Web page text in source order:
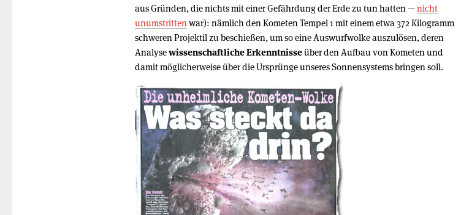
aus Gründen, die nichts mit einer Gefährdung der Erde zu tun hatten —nicht
unumstritten war): nämlich den Kometen Tempel 1 mit einem etwa 372 Kilogramm
schweren Projektil zu beschießen, um so eine Auswurfwolke auszulösen, deren
Analysewissenschaftliche Erkenntnisseüber den Aufbau von Kometen und
damit möglicherweise über die Ursprünge unseres Sonnensystems bringen soll.